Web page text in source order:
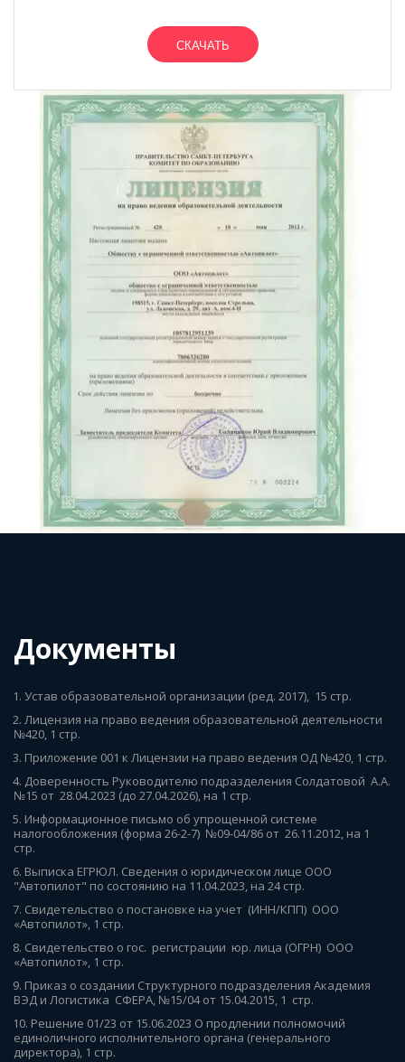
СКАЧАТЬ
Документы
1. Устав образовательной организации (ред. 2017),  15 стр.
2. Лицензия на право ведения образовательной деятельности
№420, 1 стр.
3. Приложение 001 к Лицензии на право ведения ОД №420, 1 стр.
4. Доверенность Руководителю подразделения Солдатовой  А.А.
№15 от  28.04.2023 (до 27.04.2026), на 1 стр.
5. Информационное письмо об упрощенной системе
налогообложения (форма 26-2-7)  №09-04/86 от  26.11.2012, на 1
стр.
6. Выписка ЕГРЮЛ. Сведения о юридическом лице ООО
"Автопилот" по состоянию на 11.04.2023, на 24 стр.
7. Свидетельство о постановке на учет  (ИНН/КПП)  ООО
«Автопилот», 1 стр.
8. Свидетельство о гос.  регистрации  юр. лица (ОГРН)  ООО
«Автопилот», 1 стр.
9. Приказ о создании Структурного подразделения Академия
ВЭД и Логистика  СФЕРА, №15/04 от 15.04.2015, 1  стр.
10. Решение 01/23 от 15.06.2023 О продлении полномочий
единоличного исполнительного органа (генерального
директора), 1 стр.